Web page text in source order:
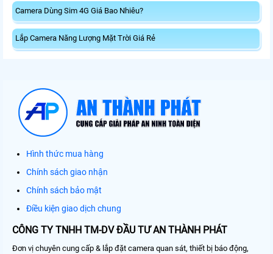
Camera Dùng Sim 4G Giá Bao Nhiêu?
Lắp Camera Năng Lượng Mặt Trời Giá Rẻ
Hình thức mua hàng
Chính sách giao nhận
Chính sách bảo mật
Điều kiện giao dịch chung
CÔNG TY TNHH TM-DV ĐẦU TƯ AN THÀNH PHÁT
Đơn vị chuyên cung cấp & lắp đặt camera quan sát, thiết bị báo động,